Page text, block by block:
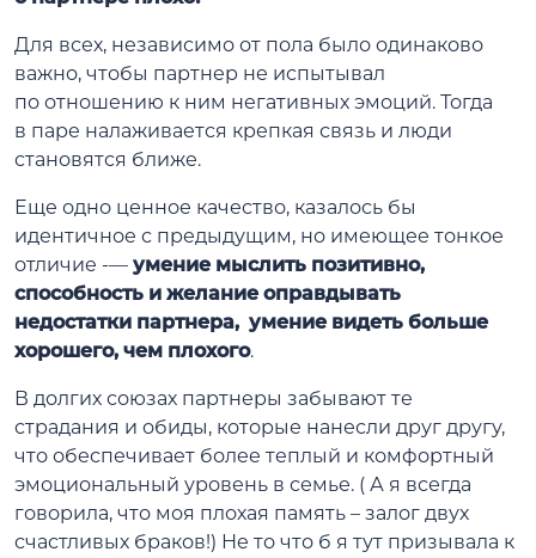
Для всех, независимо от пола было одинаково
важно, чтобы партнер не испытывал
по отношению к ним негативных эмоций. Тогда
в паре налаживается крепкая связь и люди
становятся ближе.
Еще одно ценное качество, казалось бы
идентичное с предыдущим, но имеющее тонкое
отличие -— умение мыслить позитивно,
способность и желание оправдывать
недостатки партнера, умение видеть больше
хорошего, чем плохого.
В долгих союзах партнеры забывают те
страдания и обиды, которые нанесли друг другу,
что обеспечивает более теплый и комфортный
эмоциональный уровень в семье. ( А я всегда
говорила, что моя плохая память – залог двух
счастливых браков!) Не то что б я тут призывала к